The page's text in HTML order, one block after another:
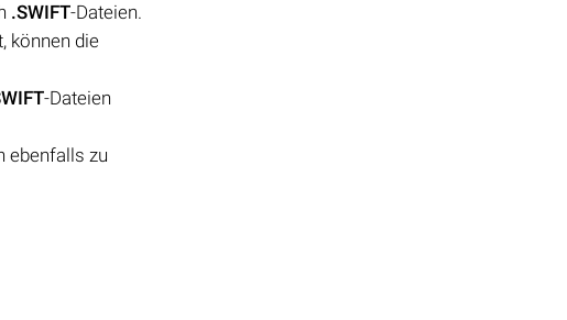
.SWIFT-Dateien.
können die
-Dateien
ebenfalls zu